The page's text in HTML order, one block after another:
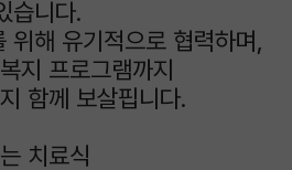
습니다.
위해 유기적으로 협력하며,
지 프로그램까지
함께 보살핍니다.
치료식